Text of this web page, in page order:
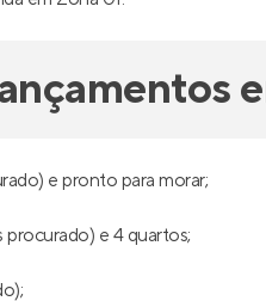
e pronto para morar;
procurado) e 4 quartos;